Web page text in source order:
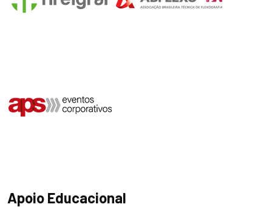
Apoio Educacional